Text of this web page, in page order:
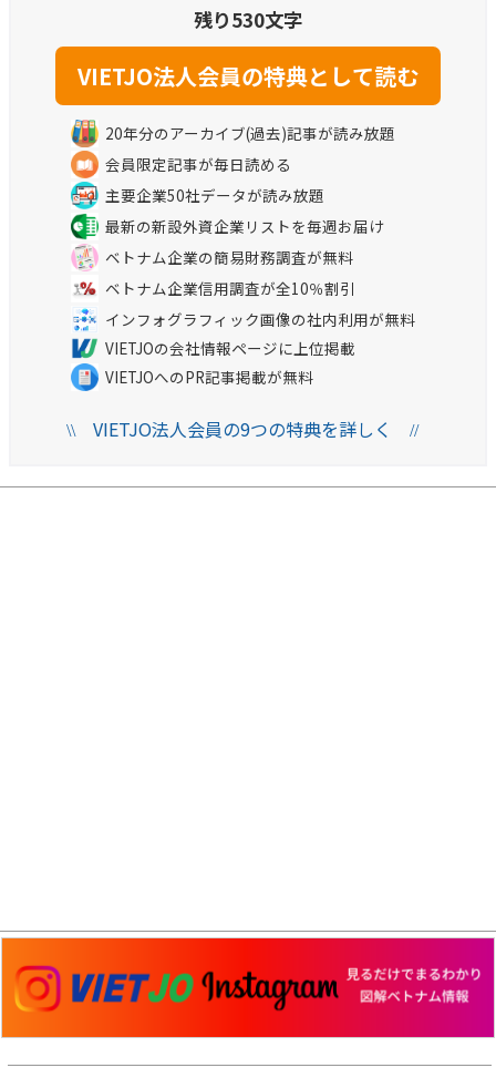
残り530文字
20年分のアーカイブ(過去)記事が読み放題
会員限定記事が毎日読める
主要企業50社データが読み放題
最新の新設外資企業リストを毎週お届け
ベトナム企業の簡易財務調査が無料
ベトナム企業信用調査が全10％割引
インフォグラフィック画像の社内利用が無料
VIETJOの会社情報ページに上位掲載
VIETJOへのPR記事掲載が無料
\\VIETJO法人会員の9つの特典を詳しく //